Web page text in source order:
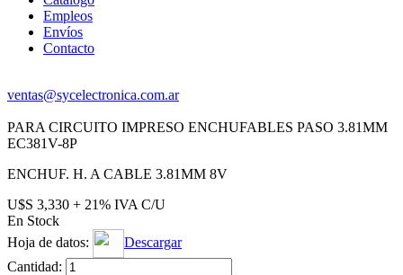
Empleos
Envíos
Contacto
ventas@sycelectronica.com.ar
PARA CIRCUITO IMPRESO ENCHUFABLES PASO 3.81MM
EC381V-8P
ENCHUF. H. A CABLE 3.81MM 8V
U$S 3,330 + 21% IVA C/U
En Stock
Hoja de datos:
Descargar
Cantidad: